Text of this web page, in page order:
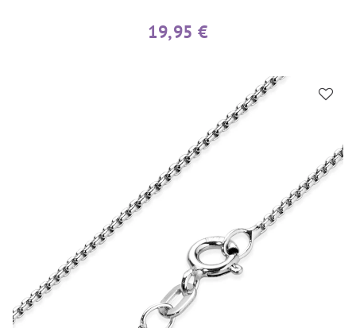
19,95 €